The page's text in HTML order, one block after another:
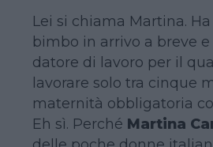
Lei si chiama Martina.
bimbo in arrivo a breve
datore di lavoro per il
lavorare solo tra cinque
maternità obbligatoria
Eh sì. Perché Martina